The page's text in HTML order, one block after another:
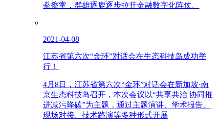
拳擦掌，群雄逐鹿逐步拉开金融数字化阵仗。
2021-04-08
江苏省第六次“金环”对话会在生态科技岛成功举
行！
4月8日，江苏省第六次“金环”对话会在新加坡·南
京生态科技岛召开，本次会议以“共享共治 协同推
进减污降碳”为主题，通过主题演讲、学术报告、
现场对接、技术路演等多种形式开展